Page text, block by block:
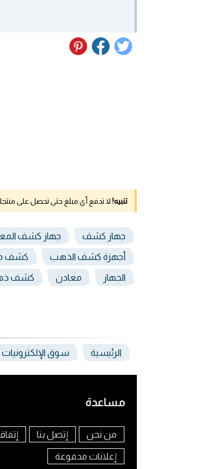
تنبيه! لا تدفع أي مبلغ حتى تحصل على
جهاز كشف جهاز كشف
أجهزة كشف الذهب كشف
الجهاز معادن كشف
الرئيسية سوق الإلكترونيات
مساعدة
من نحن إتصل بنا
إعلانات مدفوعة